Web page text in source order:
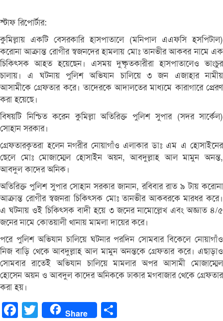
স্টাফ রিপোর্টার:
কুমিল্লায় একটি বেসরকারি হাসপাতালে (মনিপাল এএফসি হসপিটাল)
করোনা আক্রান্ত রোগীর স্বজনদের হামলায় মোঃ তানভীর আকবর নামে এক
চিকিৎসক আহত হয়েছেন। এসময় দুষ্কৃতকারীরা হাসপাতালেও ভাংচুর
চালায়। এ ঘটনায় পুলিশ অভিযান চালিয়ে ৩ জন এজাহার নামীয়
আসামীকে গ্রেফতার করে। তাদেরকে আদালতের মাধ্যমে কারাগারে প্রেরণ
করা হয়েছে।
বিষয়টি নিশ্চিত করেন কুমিল্লা অতিরিক্ত পুলিশ সুপার (সদর সার্কেল)
সোহান সরকার।
গ্রেফতারকৃতরা হলেন নগরীর নোয়াগাঁও এলাকার ডাঃ এম এ হোসাইনের
ছেলে মোঃ মোজাম্মেল হোসাইন অয়ন, আবদুল্লাহ আল মামুন অনন্ত,
আবদুল কাদের অনিক।
অতিরিক্ত পুলিশ সুপার সোহান সরকার জানান, রবিবার রাত ৯ টায় করোনা
আক্রান্ত রোগীর স্বজনরা চিকিৎসক মোঃ তানভীর আকবরকে মারধর করে।
এ ঘটনায় ওই চিকিৎসক বাদী হয়ে ৩ জনের নামোল্লেখ এবং অজ্ঞাত ৪/৫
জনের নামে কোতয়ালী থানায় মামলা দায়ের করে।
পরে পুলিশ অভিযান চালিয়ে ঘটনার পরদিন সোমবার বিকেলে নোয়াগাঁও
নিজ বাড়ি থেকে আবদুল্লাহ আল মামুন অনন্তকে গ্রেফতার করে। এছাড়াও
সোমবার রাতেই অভিযান চালিয়ে মামলার অপর আসামী মোজাম্মেল
হোসেন অয়ন ও আবদুল কাদের অনিককে ঢাকার মগবাজার থেকে গ্রেফতার
করা হয়।
FacebookTwitter Share